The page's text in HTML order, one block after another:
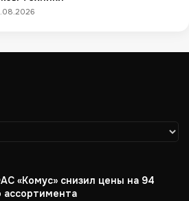
«Комус» снизил цены на 94
ассортимента